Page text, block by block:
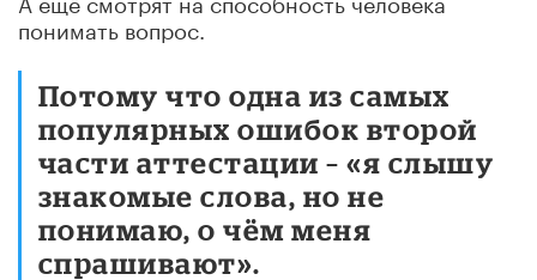
понимать вопрос.
Потому что одна из самых
популярных ошибок второй
части аттестации – «я слышу
знакомые слова, но не
понимаю, о чём меня
спрашивают».